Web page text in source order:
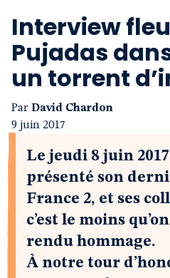
Interview
Pujadas
un torrent
Par David Chardon
9 juin 2017
Le jeudi 8 juin
présenté son
France 2, et ses
c’est le moins
rendu hommage.
À notre tour